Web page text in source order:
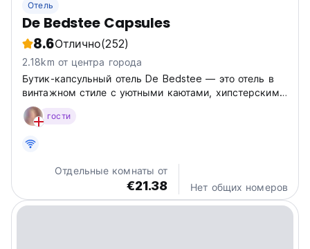
Отель
De Bedstee Capsules
8.6Отлично(252)
2.18km от центра города
Бутик-капсульный отель De Bedstee — это отель в
винтажном стиле с уютными каютами, хипстерским
баром и великолепной атмосферой, оставляющей
незабываемые впечатления.
гости
Отдельные комнаты от
€21.38 Нет общих номеров